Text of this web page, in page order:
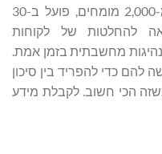
כיום, הצוות שלנו, המונה למעלה מ-2,000 מומחים, פועל ב-30
להחלטות של לקוחות
מחשבתית בזמן אמת.
להם כדי להפריד בין סיכון
הכי חשוב. לקבלת מידע